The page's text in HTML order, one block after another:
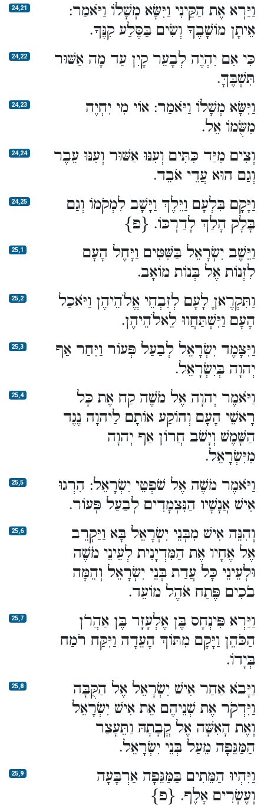
24,21
וַיַּרְא אֶת הַקֵּינִי וַיִּשָּׂא מְשָׁלוֹ וַיֹּאמַר:
אֵיתָן מוֹשָׁבֶךָ וְשִׂים בַּסֶּלַע קִנֶּךָ.
24,22
כִּי אִם יִהְיֶה לְבָעֵר קָיִן עַד מָה אַשּׁוּר
תִּשְׁבֶּךָּ.
24,23
וַיִּשָּׂא מְשָׁלוֹ וַיֹּאמַר: אוֹי מִי יִחְיֶה
מִשֻּׂמוֹ אֵל.
24,24
וְצִים מִיַּד כִּתִּים וְעִנּוּ אַשּׁוּר וְעִנּוּ עֵבֶר
וְגַם הוּא עֲדֵי אֹבֵד.
24,25
וַיָּקָם בִּלְעָם וַיֵּלֶךְ וַיָּשָׁב לִמְקֹמוֹ וְגַם
בָּלָק הָלַךְ לְדַרְכּוֹ. {פ}
25,1
וַיֵּשֶׁב יִשְׂרָאֵל בַּשִּׁטִּים וַיָּחֶל הָעָם
לִזְנוֹת אֶל בְּנוֹת מוֹאָב.
25,2
וַתִּקְרֶאןָ לָעָם לְזִבְחֵי אֱלֹהֵיהֶן וַיֹּאכַל
הָעָם וַיִּשְׁתַּחֲווּ לֵאלֹהֵיהֶן.
25,3
וַיִּצָּמֶד יִשְׂרָאֵל לְבַעַל פְּעוֹר וַיִּחַר אַף
יְהוָה בְּיִשְׂרָאֵל.
25,4
וַיֹּאמֶר יְהוָה אֶל מֹשֶׁה קַח אֶת כָּל
רָאשֵׁי הָעָם וְהוֹקַע אוֹתָם לַיהוָה נֶגֶד
הַשָּׁמֶשׁ וְיָשֹׁב חֲרוֹן אַף יְהוָה
מִיִּשְׂרָאֵל.
25,5
וַיֹּאמֶר מֹשֶׁה אֶל שֹׁפְטֵי יִשְׂרָאֵל: הִרְגוּ
אִישׁ אֲנָשָׁיו הַנִּצְמָדִים לְבַעַל פְּעוֹר.
25,6
וְהִנֵּה אִישׁ מִבְּנֵי יִשְׂרָאֵל בָּא וַיַּקְרֵב
אֶל אֶחָיו אֶת הַמִּדְיָנִית לְעֵינֵי מֹשֶׁה
וּלְעֵינֵי כָּל עֲדַת בְּנֵי יִשְׂרָאֵל וְהֵמָּה
בֹכִים פֶּתַח אֹהֶל מוֹעֵד.
25,7
וַיַּרְא פִּינְחָס בֶּן אֶלְעָזָר בֶּן אַהֲרֹן
הַכֹּהֵן וַיָּקָם מִתּוֹךְ הָעֵדָה וַיִּקַּח רֹמַח
בְּיָדוֹ.
25,8
וַיָּבֹא אַחַר אִישׁ יִשְׂרָאֵל אֶל הַקֻּבָּה
וַיִּדְקֹר אֶת שְׁנֵיהֶם אֵת אִישׁ יִשְׂרָאֵל
וְאֶת הָאִשָּׁה אֶל קֳבָתָהּ וַתֵּעָצַר
הַמַּגֵּפָה מֵעַל בְּנֵי יִשְׂרָאֵל.
25,9
וַיִּהְיוּ הַמֵּתִים בַּמַּגֵּפָה אַרְבָּעָה
וְעֶשְׂרִים אָלֶף. {פ}